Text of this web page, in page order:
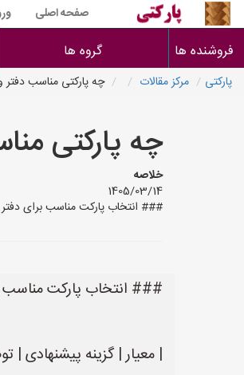
صفحه اصلی
فروشنده ها گروه ها
پارکتی مرکز مقالات چه پارکتی مناسب
چه پارکتی
خلاصه
1405/03/14
### انتخاب پارکت مناسب برای
### انتخاب پارکت مناسب
| معیار | گزینه پیشنهادی |